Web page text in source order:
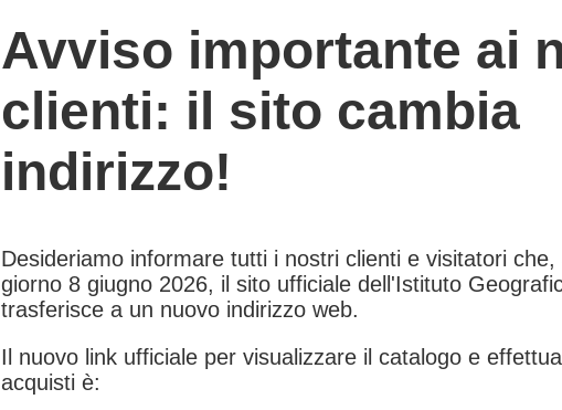
Avviso importante ai
clienti: il sito cambia
indirizzo!
Desideriamo informare tutti i nostri clienti e visitatori che,
giorno 8 giugno 2026, il sito ufficiale dell'Istituto
trasferisce a un nuovo indirizzo web.
Il nuovo link ufficiale per visualizzare il catalogo e
acquisti è: